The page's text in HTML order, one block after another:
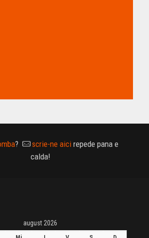
? scrie-ne aici repede pana e
calda!
august 2026